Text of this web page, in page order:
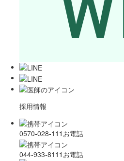
採用情報
0570-028-111 お電話
044-933-8111 お電話